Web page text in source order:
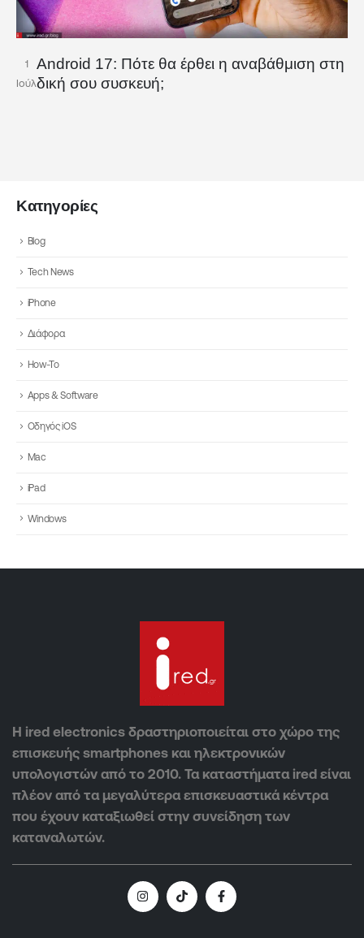
1
Ιούλ
Android 17: Πότε θα έρθει η αναβάθμιση στη
δική σου συσκευή;
Κατηγορίες
Blog
Tech News
iPhone
Διάφορα
How-To
Apps & Software
Οδηγός iOS
Mac
iPad
Windows
Η ired electronics δραστηριοποιείται στο χώρο της
επισκευής smartphones και ηλεκτρονικών
υπολογιστών από το 2010. Τα καταστήματα ired είναι
πλέον από τα μεγαλύτερα επισκευαστικά κέντρα
που έχουν καταξιωθεί στην συνείδηση των
καταναλωτών.